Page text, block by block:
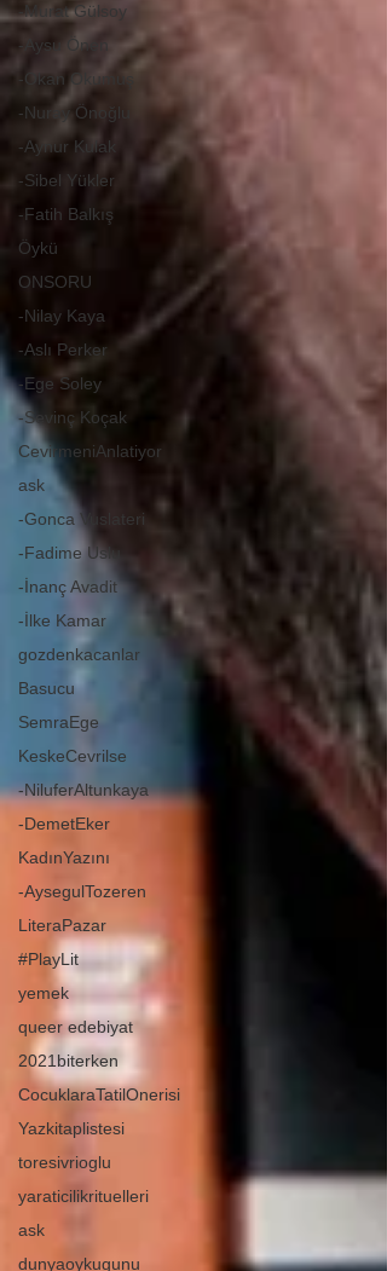
-Murat Gülsoy
-Aysu Önen
-Okan Okumuş
-Nuray Önoğlu
-Aynur Kulak
-Sibel Yükler
-Fatih Balkış
Öykü
ONSORU
-Nilay Kaya
-Aslı Perker
-Ege Soley
-Sevinç Koçak
CevirmeniAnlatiyor
ask
-Gonca Vuslateri
-Fadime Uslu
-İnanç Avadit
-İlke Kamar
gozdenkacanlar
Basucu
SemraEge
KeskeCevrilse
-NiluferAltunkaya
-DemetEker
KadınYazını
-AysegulTozeren
LiteraPazar
#PlayLit
yemek
queer edebiyat
2021biterken
CocuklaraTatilOnerisi
Yazkitaplistesi
toresivrioglu
yaraticilikrituelleri
ask
dunyaoykugunu